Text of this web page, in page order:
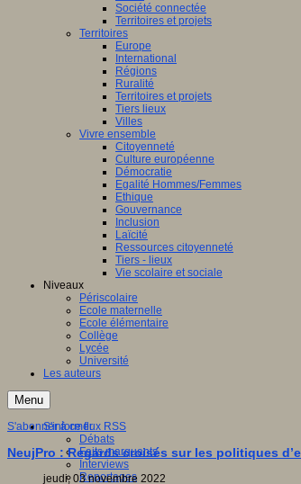
Société connectée
Territoires et projets
Territoires
Europe
International
Régions
Ruralité
Territoires et projets
Tiers lieux
Villes
Vivre ensemble
Citoyenneté
Culture européenne
Démocratie
Egalité Hommes/Femmes
Ethique
Gouvernance
Inclusion
Laïcité
Ressources citoyenneté
Tiers - lieux
Vie scolaire et sociale
Niveaux
Périscolaire
Ecole maternelle
Ecole élémentaire
Collège
Lycée
Université
Les auteurs
Menu
S'informer
Débats
Faits marquants
Interviews
Reportages
S'abonner à ce flux RSS
NeujPro : Regards croisés sur les politiques
jeudi, 03 novembre 2022